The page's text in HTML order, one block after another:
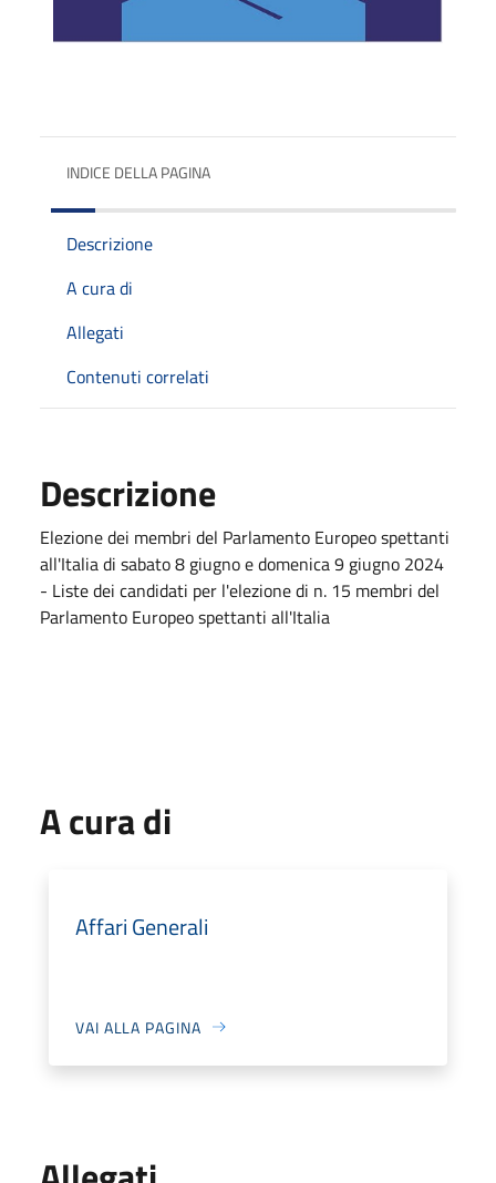
INDICE DELLA PAGINA
Descrizione
A cura di
Allegati
Contenuti correlati
Descrizione
Elezione dei membri del Parlamento Europeo spettanti
all'Italia di sabato 8 giugno e domenica 9 giugno 2024
- Liste dei candidati per l'elezione di n. 15 membri del
Parlamento Europeo spettanti all'Italia
A cura di
Affari Generali
VAI ALLA PAGINA